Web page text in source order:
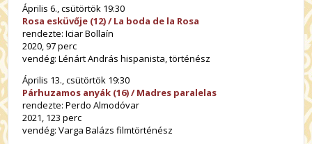
Április 6., csütörtök 19:30
Rosa esküvője (12) / La boda de la Rosa
rendezte: Iciar Bollaín
2020, 97 perc
vendég: Lénárt András hispanista, történész
Április 13., csütörtök 19:30
Párhuzamos anyák (16) / Madres paralelas
rendezte: Perdo Almodóvar
2021, 123 perc
vendég: Varga Balázs filmtörténész